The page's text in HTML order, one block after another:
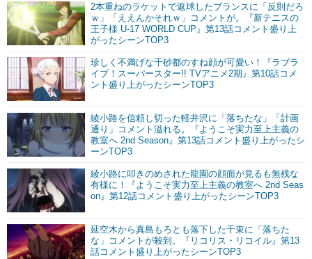
2本重ねのラケットで返球したプランスに「反則だろ
ｗ」「ええんかそれｗ」コメントが。『新テニスの
王子様 U-17 WORLD CUP』第13話コメント盛り上
がったシーンTOP3
珍しく不満げな千砂都のすね顔が可愛い！『ラブラ
イブ！スーパースター!! TVアニメ2期』第10話コメ
ント盛り上がったシーンTOP3
綾小路を信頼し切った軽井沢に「落ちたな」「計画
通り」コメント溢れる。『ようこそ実力至上主義の
教室へ 2nd Season』第13話コメント盛り上がったシ
ーンTOP3
綾小路に叩きのめされた龍園の顔面が見るも無残な
有様に！『ようこそ実力至上主義の教室へ 2nd Seas
on』第12話コメント盛り上がったシーンTOP3
延空木から真島もろとも落下した千束に「落ちた
な」コメントが殺到。『リコリス・リコイル』第13
話コメント盛り上がったシーンTOP3